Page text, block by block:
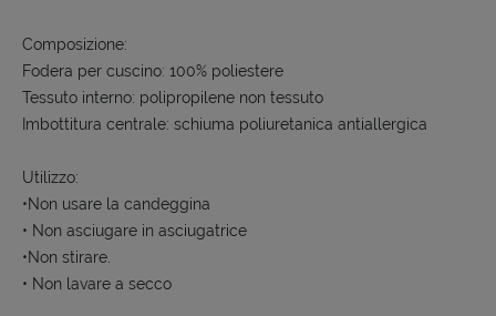
Composizione:
Fodera per cuscino: 100% poliestere
Tessuto interno: polipropilene non tessuto
Imbottitura centrale: schiuma poliuretanica antiallergica
Utilizzo:
•Non usare la candeggina
• Non asciugare in asciugatrice
•Non stirare.
• Non lavare a secco